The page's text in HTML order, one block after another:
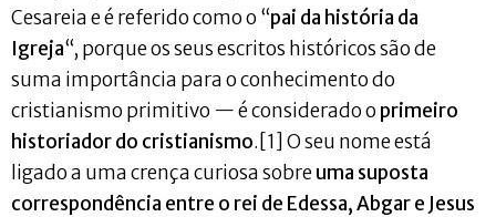
Cesareia e é referido como o “pai da história da
Igreja“, porque os seus escritos históricos são de
suma importância para o conhecimento do
cristianismo primitivo — é considerado o primeiro
historiador do cristianismo.[1] O seu nome está
ligado a uma crença curiosa sobreuma suposta
correspondência entre o rei de Edessa, Abgar e Jesus